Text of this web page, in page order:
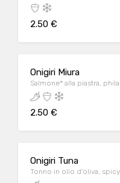
2.50 €
Onigiri Miura
Salmone* alla piastra,
2.50 €
Onigiri Tuna
Tonno in olio d'oliva,